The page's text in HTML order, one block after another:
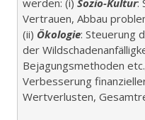
Vertrauen, Abbau
(ii) Ökologie: Steuerung
der
Bejagungsmethoden
Verbesserung
Wertverlusten,